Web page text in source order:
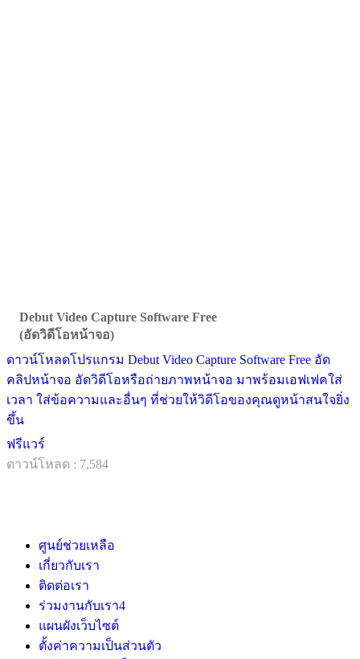
Debut Video Capture Software Free
(อัดวิดีโอหน้าจอ)
ดาวน์โหลดโปรแกรม Debut Video Capture Software Free อัด
คลิปหน้าจอ อัดวิดีโอหรือถ่ายภาพหน้าจอ มาพร้อมเอฟเฟคใส่
เวลา ใส่ข้อความและอื่นๆ ที่ช่วยให้วิดีโอของคุณดูหน้าสนใจยิ่ง
ขึ้น
ฟรีแวร์
ดาวน์โหลด : 7,584
ศูนย์ช่วยเหลือ
เกี่ยวกับเรา
ติดต่อเรา
ร่วมงานกับเรา4
แผนผังเว็บไซต์
ตั้งค่าความเป็นส่วนตัว